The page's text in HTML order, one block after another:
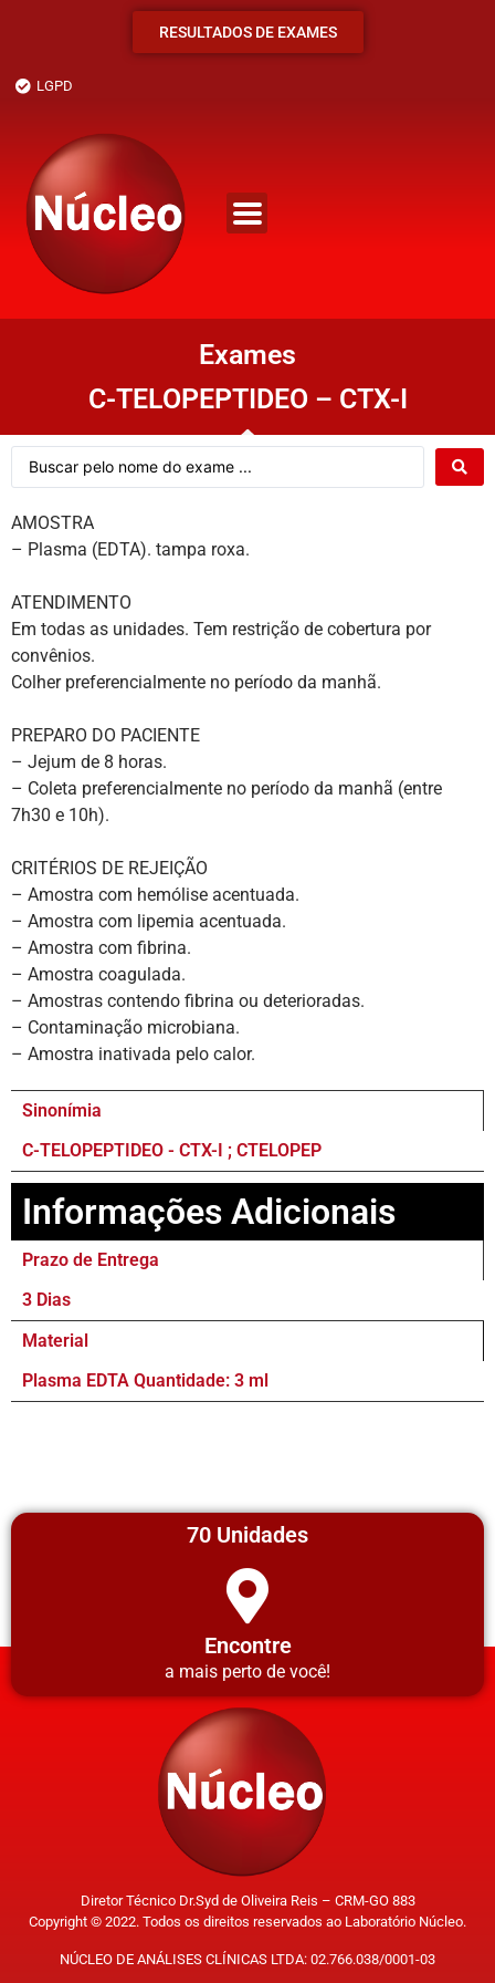
RESULTADOS DE EXAMES
LGPD
Exames
C-TELOPEPTIDEO – CTX-I
AMOSTRA
– Plasma (EDTA). tampa roxa.
ATENDIMENTO
Em todas as unidades. Tem restrição de cobertura por
convênios.
Colher preferencialmente no período da manhã.
PREPARO DO PACIENTE
– Jejum de 8 horas.
– Coleta preferencialmente no período da manhã (entre
7h30 e 10h).
CRITÉRIOS DE REJEIÇÃO
– Amostra com hemólise acentuada.
– Amostra com lipemia acentuada.
– Amostra com fibrina.
– Amostra coagulada.
– Amostras contendo fibrina ou deterioradas.
– Contaminação microbiana.
– Amostra inativada pelo calor.
Sinonímia
C-TELOPEPTIDEO - CTX-I ; CTELOPEP
Informações Adicionais
Prazo de Entrega
3 Dias
Material
Plasma EDTA Quantidade: 3 ml
70 Unidades
Encontre
a mais perto de você!
Diretor Técnico Dr.Syd de Oliveira Reis – CRM-GO 883
Copyright © 2022. Todos os direitos reservados ao Laboratório Núcleo.
NÚCLEO DE ANÁLISES CLÍNICAS LTDA: 02.766.038/0001-03